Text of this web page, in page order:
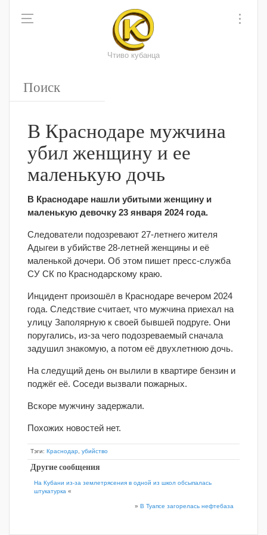
Чтиво кубанца
В Краснодаре мужчина
убил женщину и ее
маленькую дочь
В Краснодаре нашли убитыми женщину и
маленькую девочку 23 января 2024 года.
Следователи подозревают 27-летнего жителя
Адыгеи в убийстве 28-летней женщины и её
маленькой дочери. Об этом пишет пресс-служба
СУ СК по Краснодарскому краю.
Инцидент произошёл в Краснодаре вечером 2024
года. Следствие считает, что мужчина приехал на
улицу Заполярную к своей бывшей подруге. Они
поругались, из-за чего подозреваемый сначала
задушил знакомую, а потом её двухлетнюю дочь.
На следущий день он вылили в квартире бензин и
поджёг её. Соседи вызвали пожарных.
Вскоре мужчину задержали.
Похожих новостей нет.
Тэги: Краснодар убийство
Другие сообщения
На Кубани из-за землетрясения в одной из школ обсыпалась
штукатурка «
» В Туапсе загорелась нефтебаза